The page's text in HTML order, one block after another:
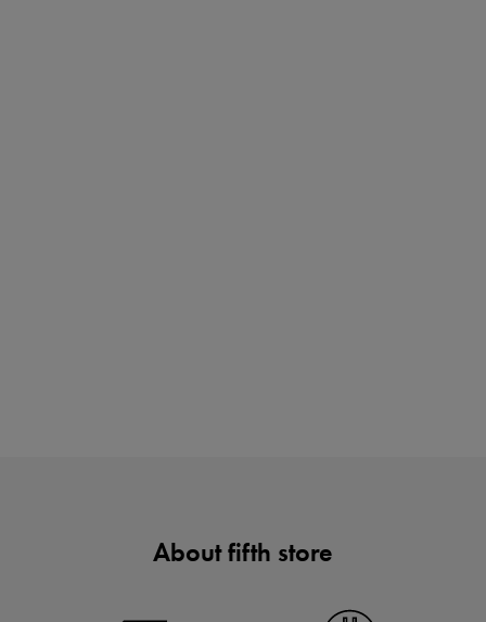
About fifth store